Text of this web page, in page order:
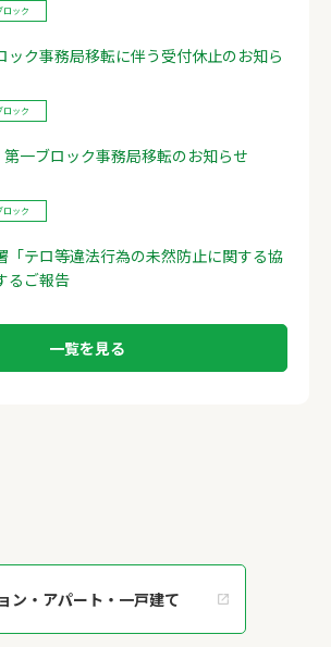
ロック
ック事務局移転に伴う受付休止のお知ら
ロック
第一ブロック事務局移転のお知らせ
ロック
「テロ等違法行為の未然防止に関する協
るご報告
一覧を見る
ン・アパート・一戸建て